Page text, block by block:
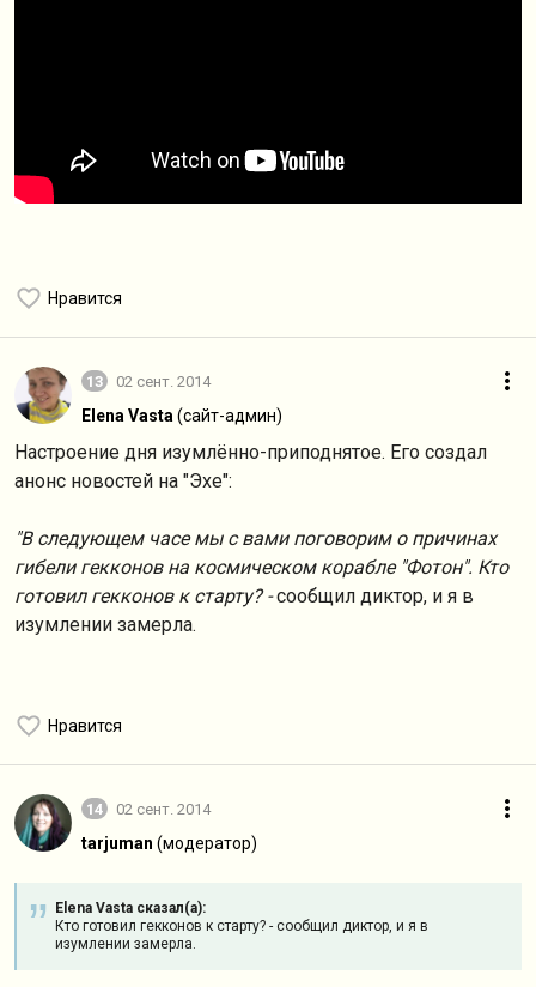
Нравится
13 02 сент. 2014
Elena Vasta (сайт-админ)
Настроение дня изумлённо-приподнятое. Его создал
анонс новостей на "Эхе":
"В следующем часе мы с вами поговорим о причинах
гибели гекконов на космическом корабле "Фотон". Кто
готовил гекконов к старту? -сообщил диктор, и я в
изумлении замерла.
Нравится
14 02 сент. 2014
tarjuman (модератор)
Elena Vasta сказал(а):
Кто готовил гекконов к старту? - сообщил диктор, и я в
изумлении замерла.